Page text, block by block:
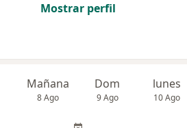
Mostrar perfil
Mañana
8 Ago
Dom
9 Ago
lunes
10 Ago